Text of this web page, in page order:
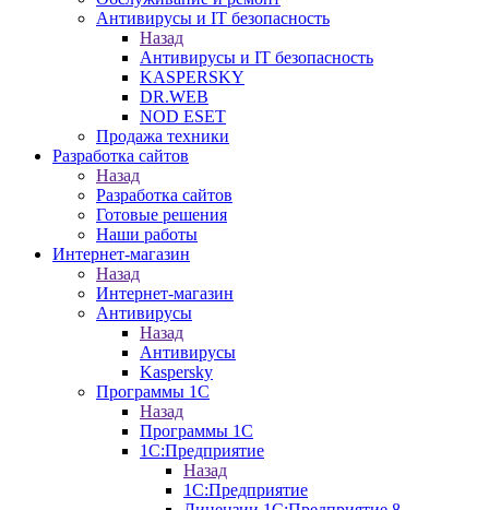
Антивирусы и IT безопасность
Назад
Антивирусы и IT безопасность
KASPERSKY
DR.WEB
NOD ESET
Продажа техники
Разработка сайтов
Назад
Разработка сайтов
Готовые решения
Наши работы
Интернет-магазин
Назад
Интернет-магазин
Антивирусы
Назад
Антивирусы
Kaspersky
Программы 1С
Назад
Программы 1С
1С:Предприятие
Назад
1С:Предприятие